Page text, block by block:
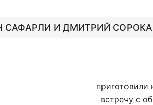
САФАРЛИ И ДМИТРИЙ СОРОКА
приготовили
встречу с